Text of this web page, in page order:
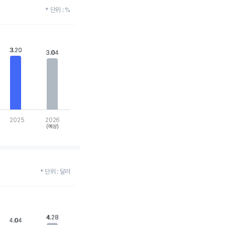
* 단위 : %
3.20
3.20 3.04
3.04
2025 2026
(예상)
* 단위 : 달러
4.04
4.04 4.28
4.28